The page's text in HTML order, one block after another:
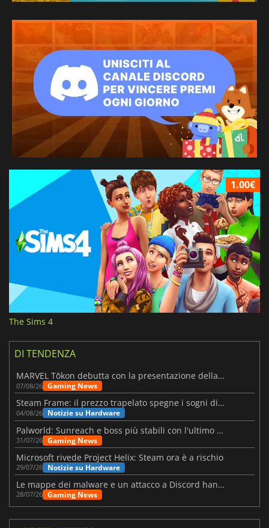
1.00€
The Sims 4
DI TENDENZA
MARVEL Tōkon debutta con la presentazione della roadmap per il primo anno
07/08/26 Gaming News
Steam Frame: il prezzo trapelato spegne i sogni di un VR economico
04/08/26 Notizie su Hardware
Palworld: Sunreach e boss più stabili con l'ultimo update
31/07/26 Gaming News
Microsoft rivede Project Helix: Steam ora è a rischio
29/07/26 Notizie su Hardware
Le mappe dei malware e un attacco a Discord hanno colpito Meccha Chameleon
28/07/26 Gaming News